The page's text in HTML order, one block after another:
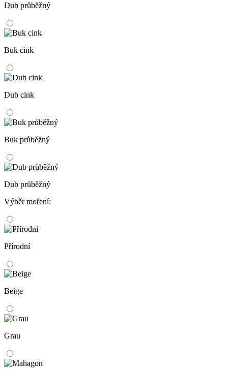
Dub průběžný
Buk cink
Dub cink
Buk průběžný
Dub průběžný
Výběr moření:
Přírodní
Beige
Grau